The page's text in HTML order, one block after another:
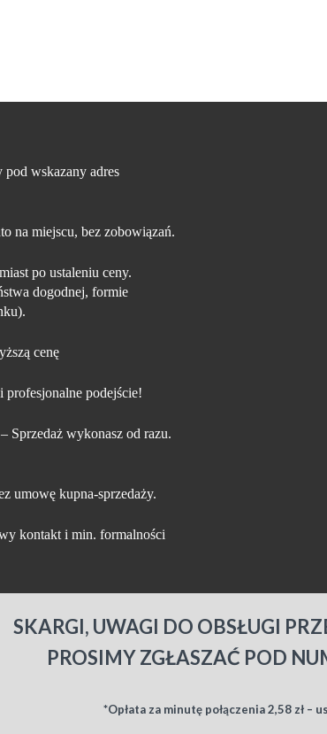
pod wskazany adres
na miejscu, bez zobowiązań.
po ustaleniu ceny.
dogodnej, formie
cenę
podejście!
– Sprzedaż wykonasz od razu.
umowę kupna-sprzedaży.
kontakt i min. formalności
SKARGI, UWAGI DO OBSŁUGI
PROSIMY ZGŁASZAĆ POD
*Opłata za minutę połączenia 2,58 zł –